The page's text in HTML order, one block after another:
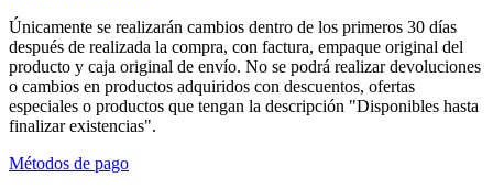
Únicamente se realizarán cambios dentro de los primeros 30 días
después de realizada la compra, con factura, empaque original del
producto y caja original de envío. No se podrá realizar devoluciones
o cambios en productos adquiridos con descuentos, ofertas
especiales o productos que tengan la descripción "Disponibles hasta
finalizar existencias".
Métodos de pago